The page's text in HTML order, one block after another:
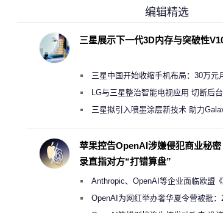
编辑精选
三星展示下一代3D内存与突破性
三星中国开始收缩手机布局：30万元
店 将被逐步清退
LG与三星整治智能电视应用 切断后
规行为三星拟引入喷墨涂层新技术 助力
苹果控告OpenAI涉嫌侵犯商业秘
录直指对方“打错算盘”
Anthropic、OpenAI等企业面临欧盟
新执法权限审查
OpenAI为网红举办奢华夏令营被批